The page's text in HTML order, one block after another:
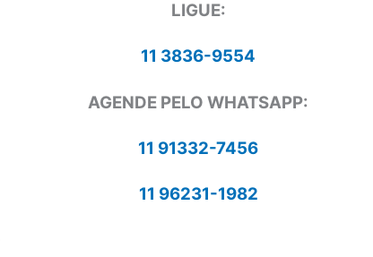
LIGUE:
11 3836-9554
AGENDE PELO WHATSAPP:
11 91332-7456
11 96231-1982